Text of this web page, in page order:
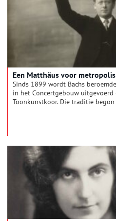
Een Matthäus voor
Sinds 1899 wordt Bachs
in het Concertgebouw uitgevoerd
Toonkunstkoor. Die traditie